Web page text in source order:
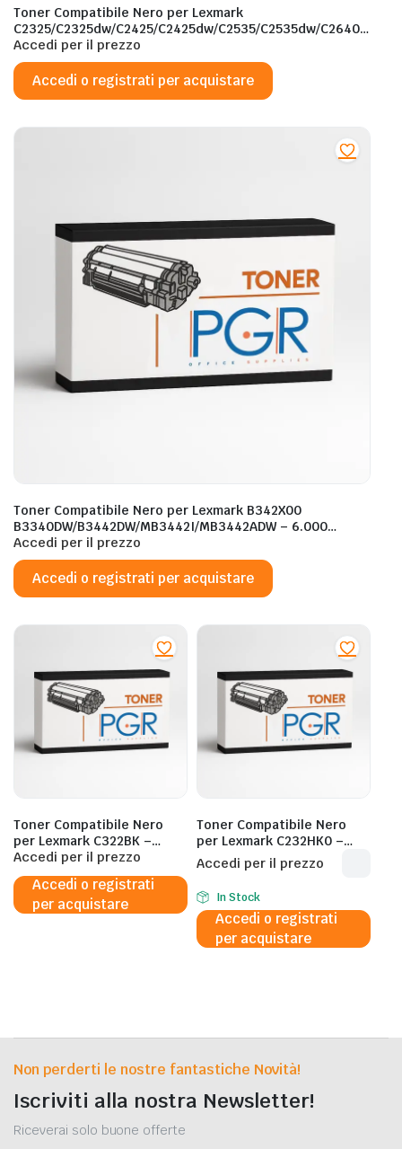
Toner Compatibile Nero per Lexmark
C2325/C2325dw/C2425/C2425dw/C2535/C2535dw/C2640
– C2320K0 – 1.000 Pagine al 5%
Accedi per il prezzo
Accedi o registrati per acquistare
Toner Compatibile Nero per Lexmark B342X00
B3340DW/B3442DW/MB3442I/MB3442ADW – 6.000
Pagine al 5%
Accedi per il prezzo
Accedi o registrati per acquistare
Toner Compatibile Nero
per Lexmark C322BK –
1.500 Pagine al 5%
Accedi per il prezzo
Accedi o registrati
per acquistare
Toner Compatibile Nero
per Lexmark C232HK0 –
3.000 Pagine al 5%
Accedi per il prezzo
In Stock
Accedi o registrati
per acquistare
Non perderti le nostre fantastiche Novità!
Iscriviti alla nostra Newsletter!
Riceverai solo buone offerte